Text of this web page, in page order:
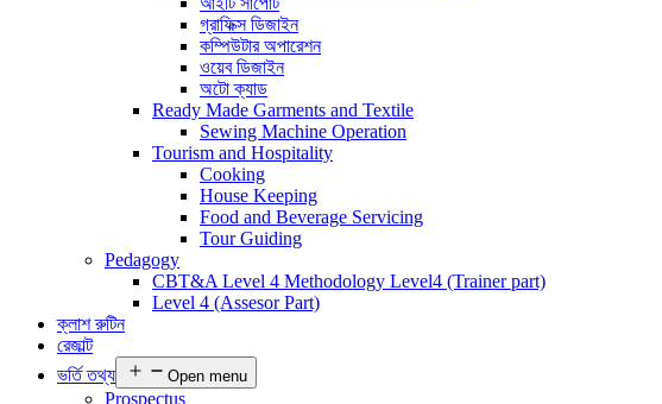
গ্রাফিক্স ডিজাইন
কম্পিউটার অপারেশন
ওয়েব ডিজাইন
অটো ক্যাড
Ready Made Garments and Textile
Sewing Machine Operation
Tourism and Hospitality
Cooking
House Keeping
Food and Beverage Servicing
Tour Guiding
Pedagogy
CBT&A Level 4 Methodology Level4 (Trainer part)
Level 4 (Assesor Part)
ক্লাশ রুটিন
রেজাল্ট
ভর্তি তথ্য
Open menu
Prospectus